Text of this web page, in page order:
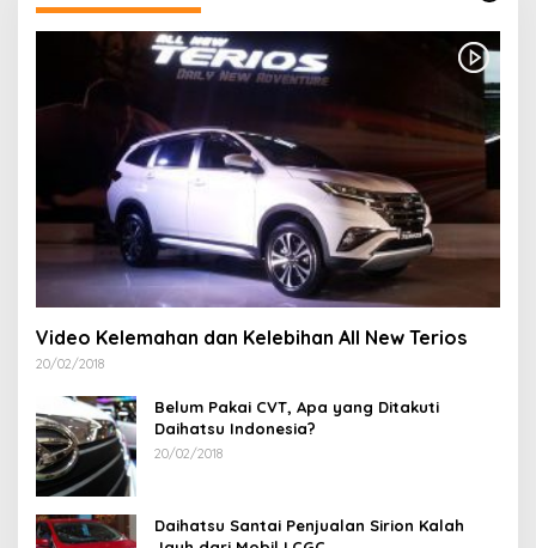
Video Kelemahan dan Kelebihan All New Terios
20/02/2018
Belum Pakai CVT, Apa yang Ditakuti
Daihatsu Indonesia?
20/02/2018
Daihatsu Santai Penjualan Sirion Kalah